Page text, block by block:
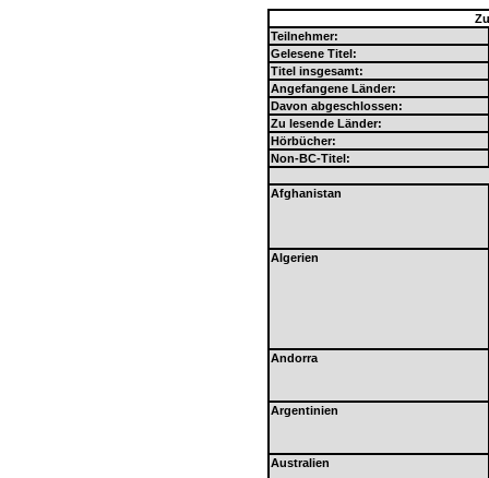
Teilnehmer:
Gelesene Titel:
Titel insgesamt:
Angefangene Länder:
Davon abgeschlossen:
Zu lesende Länder:
Hörbücher:
Non-BC-Titel:
Afghanistan
Algerien
Andorra
Argentinien
Australien